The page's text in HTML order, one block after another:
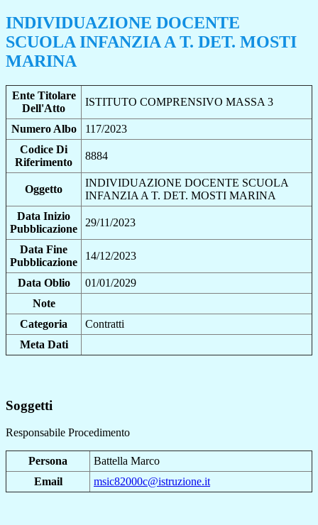
INDIVIDUAZIONE DOCENTE
SCUOLA INFANZIA A T. DET. MOSTI
MARINA
Ente Titolare
Dell'Atto
ISTITUTO COMPRENSIVO MASSA 3
Numero Albo
117/2023
Codice Di
Riferimento
8884
Oggetto
INDIVIDUAZIONE DOCENTE SCUOLA
INFANZIA A T. DET. MOSTI MARINA
Data Inizio
Pubblicazione
29/11/2023
Data Fine
Pubblicazione
14/12/2023
Data Oblio
01/01/2029
Note
Categoria
Contratti
Meta Dati
Soggetti
Responsabile Procedimento
Persona
Battella Marco
Email
msic82000c@istruzione.it